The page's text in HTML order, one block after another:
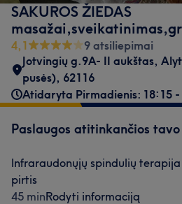
SAKUROS ŽIEDAS
4,1
9 atsiliepimai
Jotvingių g.9A- II aukštas,
pusės), 62116
Atidaryta Pirmadienis: 18:15 -
Paslaugos atitinkančios
Infraraudonųjų spindulių
pirtis
45 minRodyti informaciją